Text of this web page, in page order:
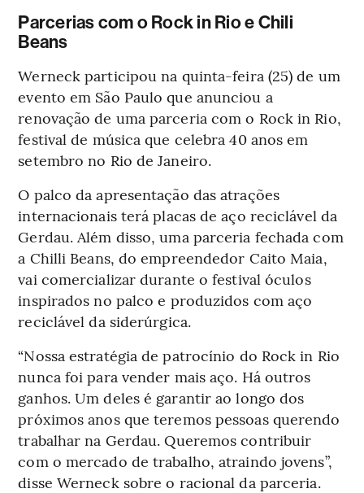
Parcerias com o Rock in Rio e Chili
Beans
Werneck participou na quinta-feira (25) de um
evento em São Paulo que anunciou a
renovação de uma parceria com o Rock in Rio,
festival de música que celebra 40 anos em
setembro no Rio de Janeiro.
O palco da apresentação das atrações
internacionais terá placas de aço reciclável da
Gerdau. Além disso, uma parceria fechada com
a Chilli Beans, do empreendedor Caito Maia,
vai comercializar durante o festival óculos
inspirados no palco e produzidos com aço
reciclável da siderúrgica.
“Nossa estratégia de patrocínio do Rock in Rio
nunca foi para vender mais aço. Há outros
ganhos. Um deles é garantir ao longo dos
próximos anos que teremos pessoas querendo
trabalhar na Gerdau. Queremos contribuir
com o mercado de trabalho, atraindo jovens”,
disse Werneck sobre o racional da parceria.